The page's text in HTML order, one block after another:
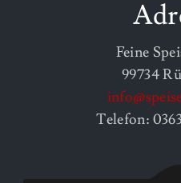
Feine
99734
Telefon: